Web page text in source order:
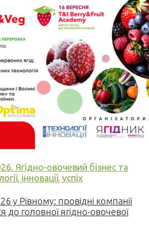
Ягідно-овочевий бізнес та
інновації, успіх
у Рівному: провідні компанії
до головної ягідно-овочевої